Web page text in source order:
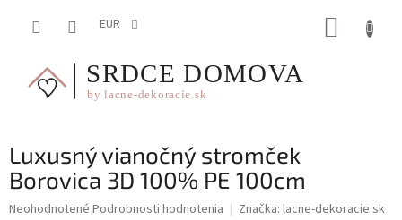
EUR
Luxusný vianočný stromček
Borovica 3D 100% PE 100cm
Priemerné
Neohodnotené Podrobnosti hodnotenia Značka: lacne-dekoracie.sk